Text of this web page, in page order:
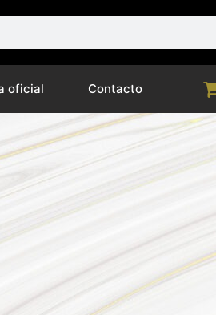
oficial Contacto